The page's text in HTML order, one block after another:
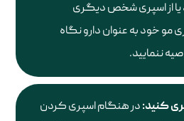
یا از اسپری شخص دیگری
مو خود به عنوان دارو نگاه
ننمایید.
کنید:در هنگام اسپری کردن